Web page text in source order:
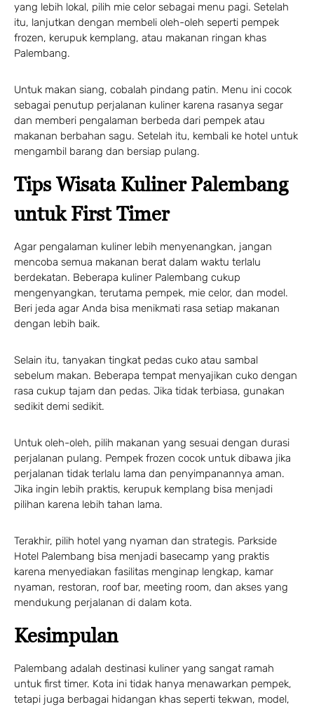
yang lebih lokal, pilih mie celor sebagai menu pagi. Setelah
itu, lanjutkan dengan membeli oleh-oleh seperti pempek
frozen, kerupuk kemplang, atau makanan ringan khas
Palembang.
Untuk makan siang, cobalah pindang patin. Menu ini cocok
sebagai penutup perjalanan kuliner karena rasanya segar
dan memberi pengalaman berbeda dari pempek atau
makanan berbahan sagu. Setelah itu, kembali ke hotel untuk
mengambil barang dan bersiap pulang.
Tips Wisata Kuliner Palembang
untuk First Timer
Agar pengalaman kuliner lebih menyenangkan, jangan
mencoba semua makanan berat dalam waktu terlalu
berdekatan. Beberapa kuliner Palembang cukup
mengenyangkan, terutama pempek, mie celor, dan model.
Beri jeda agar Anda bisa menikmati rasa setiap makanan
dengan lebih baik.
Selain itu, tanyakan tingkat pedas cuko atau sambal
sebelum makan. Beberapa tempat menyajikan cuko dengan
rasa cukup tajam dan pedas. Jika tidak terbiasa, gunakan
sedikit demi sedikit.
Untuk oleh-oleh, pilih makanan yang sesuai dengan durasi
perjalanan pulang. Pempek frozen cocok untuk dibawa jika
perjalanan tidak terlalu lama dan penyimpanannya aman.
Jika ingin lebih praktis, kerupuk kemplang bisa menjadi
pilihan karena lebih tahan lama.
Terakhir, pilih hotel yang nyaman dan strategis. Parkside
Hotel Palembang bisa menjadi basecamp yang praktis
karena menyediakan fasilitas menginap lengkap, kamar
nyaman, restoran, roof bar, meeting room, dan akses yang
mendukung perjalanan di dalam kota.
Kesimpulan
Palembang adalah destinasi kuliner yang sangat ramah
untuk first timer. Kota ini tidak hanya menawarkan pempek,
tetapi juga berbagai hidangan khas seperti tekwan, model,